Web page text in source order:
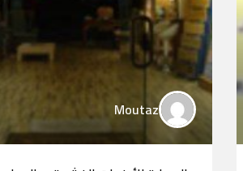
Moutaz